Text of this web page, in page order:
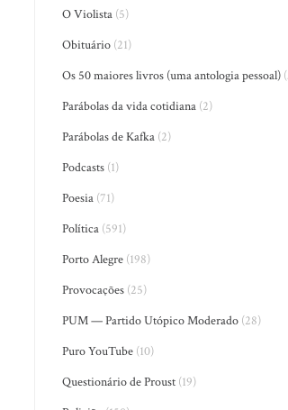
O Violista (5)
Obituário (21)
Os 50 maiores livros (uma antologia pessoal)
Parábolas da vida cotidiana (2)
Parábolas de Kafka (2)
Podcasts (1)
Poesia (71)
Política (591)
Porto Alegre (198)
Provocações (25)
PUM — Partido Utópico Moderado (28)
Puro YouTube (10)
Questionário de Proust (19)